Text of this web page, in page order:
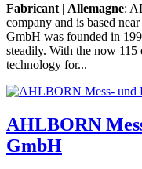
Fabricant | Allemagne:
company and is based
GmbH was founded in
steadily. With the now 115
technology for...
AHLBORN
GmbH